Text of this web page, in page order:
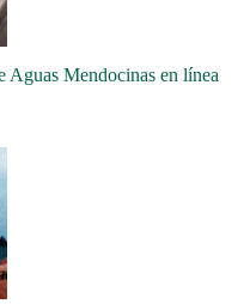
Aguas Mendocinas en línea